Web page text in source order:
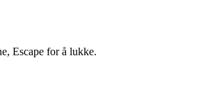
Escape for å lukke.